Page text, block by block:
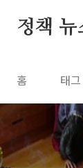
정책 뉴
홈 태그